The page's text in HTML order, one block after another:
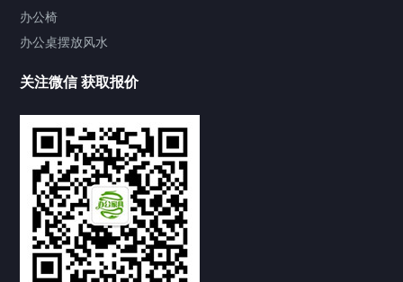
办公椅
老板椅 办公椅
其他家具
办公桌摆放风水 家具新闻
办公桌上放什么植物好
办公椅
办公桌摆放风水
关注微信 获取报价